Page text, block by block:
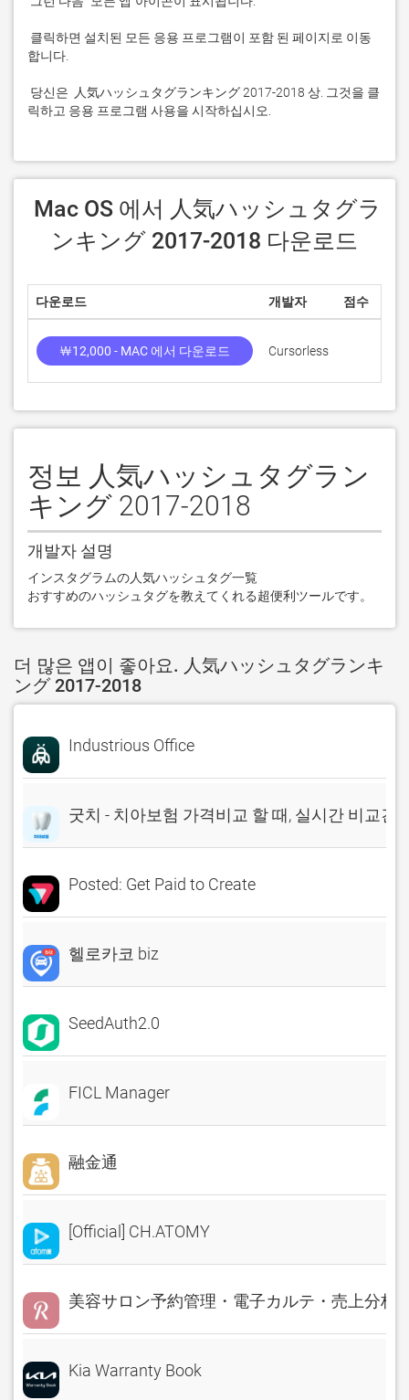
릭하고 응용 프로그램 사용을 시작하십시오.
ンキング 2017-2018 다운로드
다운로드 개발자 점수
￦12,000 - MAC 에서 다운로드 Cursorless
정보 人気ハッシュタグラン
キング 2017-2018
개발자 설명
インスタグラムの人気ハッシュタグ一覧
おすすめのハッシュタグを教えてくれる超便利ツールです。
더 많은 앱이 좋아요. 人気ハッシュタグランキ
ング 2017-2018
Industrious Office
굿치 - 치아보험 가격비교 할 때, 실시간 비교견
Posted: Get Paid to Create
헬로카코 biz
SeedAuth2.0
FICL Manager
融金通
[Official] CH.ATOMY
美容サロン予約管理・電子カルテ・売上分析
Kia Warranty Book